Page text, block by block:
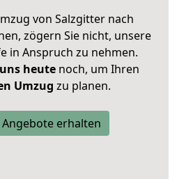
von Salzgitter nach
zögern Sie nicht, unsere
in Anspruch zu nehmen.
heutenoch, um Ihren
Umzug zu planen.
erhalten